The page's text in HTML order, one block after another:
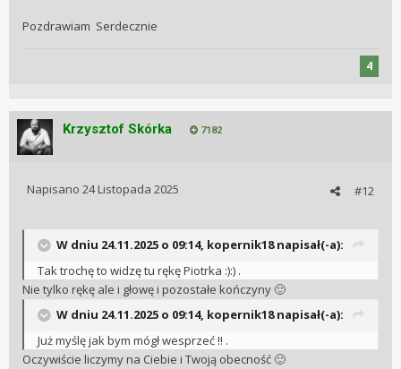
Pozdrawiam Serdecznie
4
Krzysztof Skórka 7182
#12
Napisano 24 Listopada 2025
W dniu 24.11.2025 o 09:14, kopernik18napisał(-a):
Tak trochę to widzę tu rękę Piotrka :):) .
Nie tylko rękę ale i głowę i pozostałe kończyny 🙂
W dniu 24.11.2025 o 09:14, kopernik18napisał(-a):
Już myślę jak bym mógł wesprzeć !! .
Oczywiście liczymy na Ciebie i Twoją obecność 🙂